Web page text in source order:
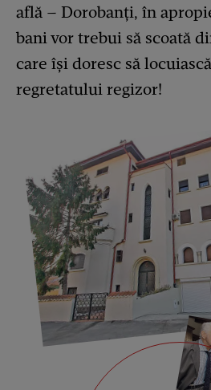
află – Dorobanți, în
bani vor trebui să scoată
care își doresc să
regretatului regizor!